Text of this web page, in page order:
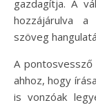
gazdagítja. A
hozzájárulva
szöveg
A
ahhoz, hogy
is vonzóak